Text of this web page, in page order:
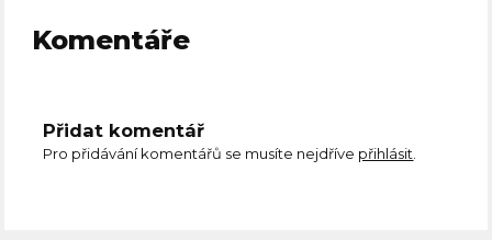
Komentáře
Přidat komentář
Pro přidávání komentářů se musíte nejdříve přihlásit.